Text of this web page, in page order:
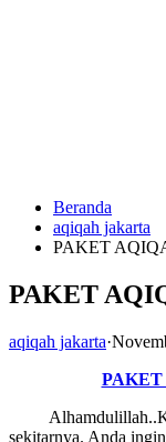
HUBUNGI
KAMI
0823
Beranda
aqiqah jakarta
PAKET
PAKET
aqiqah jakarta·
sekitarnya. Anda